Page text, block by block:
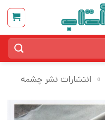
» انتشارات نشر چشمه